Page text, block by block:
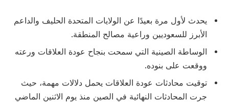
يحدث لأول مرة بعيدًا عن الولايات المتحدة الحليف والداعم
الأبرز للسعوديين وراعية مصالح المنطقة.
الوساطة الصينية التي سمحت بنجاح عودة العلاقات ورعته
ووقعت على بنوده.
توقيت محادثات عودة العلاقات يحمل دلالات مهمة، حيث
جرت المحادثات النهائية في الصين منذ يوم الاثنين الماضي